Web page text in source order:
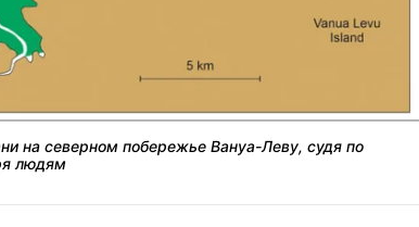
на северном побережье Вануа-Леву, судя по
людям